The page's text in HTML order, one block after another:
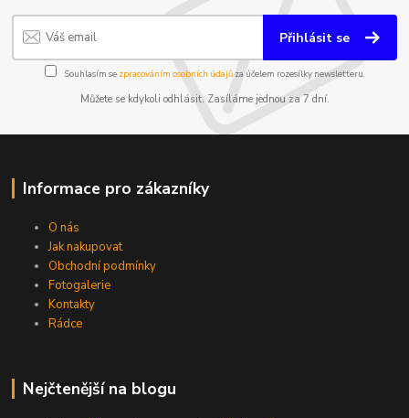
Přihlásit se
Souhlasím se zpracováním osobních údajůza účelem rozesílky newsletteru.
Můžete se kdykoli odhlásit. Zasíláme jednou za 7 dní.
Informace pro zákazníky
O nás
Jak nakupovat
Obchodní podmínky
Fotogalerie
Kontakty
Rádce
Nejčtenější na blogu